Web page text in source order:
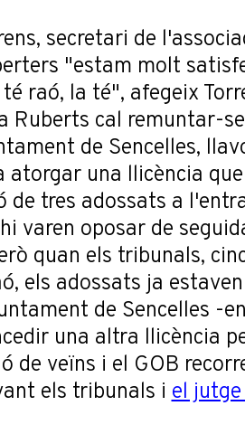
secretari de
"estam molt
raó, la té", afegeix
Ruberts cal remuntar-
de Sencelles,
atorgar una llicència
de tres adossats a
varen oposar de
quan els tribunals,
els adossats ja
de Sencelles -
una altra llicència
de veïns i el GOB
els tribunals iel